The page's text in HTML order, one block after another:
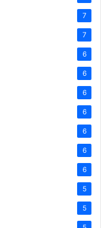
7
7
6
6
6
6
6
6
6
5
5